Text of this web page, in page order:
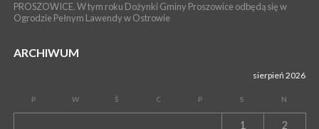
PROSZOWICE. W tym roku Dożynki Gminy Proszowice odbędą się w
Ogrodzie Pełnym Lawendy w Ostrowie
ARCHIWUM
sierpień 2026
P W Ś C P S N
1 2